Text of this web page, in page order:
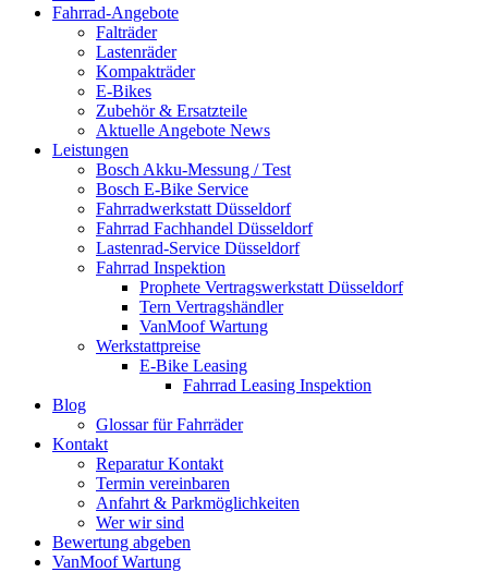
Fahrrad-Angebote
Falträder
Lastenräder
Kompakträder
E-Bikes
Zubehör & Ersatzteile
Aktuelle Angebote News
Leistungen
Bosch Akku-Messung / Test
Bosch E-Bike Service
Fahrradwerkstatt Düsseldorf
Fahrrad Fachhandel Düsseldorf
Lastenrad-Service Düsseldorf
Fahrrad Inspektion
Prophete Vertragswerkstatt Düsseldorf
Tern Vertragshändler
VanMoof Wartung
Werkstattpreise
E-Bike Leasing
Fahrrad Leasing Inspektion
Blog
Glossar für Fahrräder
Kontakt
Reparatur Kontakt
Termin vereinbaren
Anfahrt & Parkmöglichkeiten
Wer wir sind
Bewertung abgeben
VanMoof Wartung